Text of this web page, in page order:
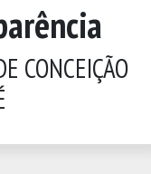
CONCEIÇÃO